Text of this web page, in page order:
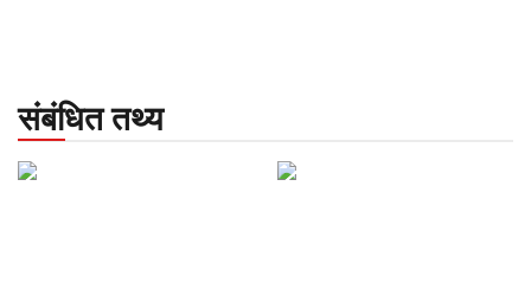
संबंधित तथ्य